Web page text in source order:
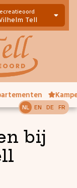
Tell
NL EN DE FR
bij